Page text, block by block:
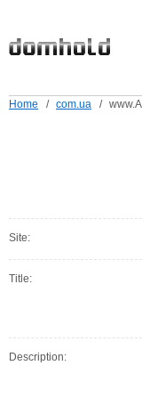
Home / com.ua /
Site:
Title:
Description: